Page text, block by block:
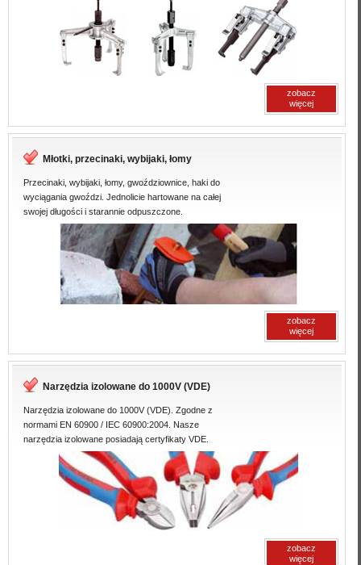
zobacz
więcej
Młotki, przecinaki, wybijaki, łomy
Przecinaki, wybijaki, łomy, gwoździownice, haki do
wyciągania gwoździ. Jednolicie hartowane na całej
swojej długości i starannie odpuszczone.
zobacz
więcej
Narzędzia izolowane do 1000V (VDE)
Narzędzia izolowane do 1000V (VDE). Zgodne z
normami EN 60900 / IEC 60900:2004. Nasze
narzędzia izolowane posiadają certyfikaty VDE.
zobacz
więcej